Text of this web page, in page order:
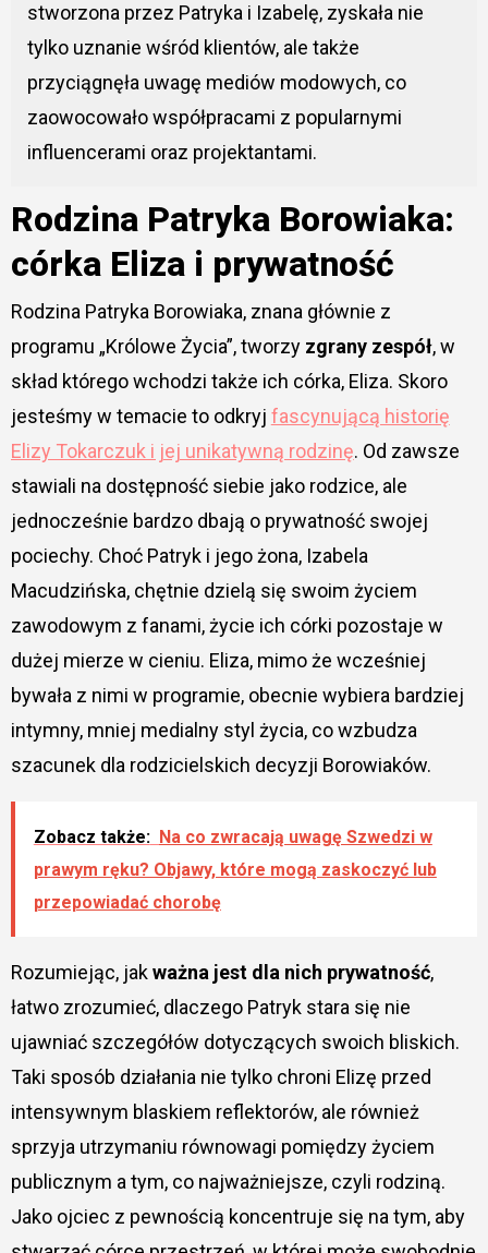
stworzona przez Patryka i Izabelę, zyskała nie
tylko uznanie wśród klientów, ale także
przyciągnęła uwagę mediów modowych, co
zaowocowało współpracami z popularnymi
influencerami oraz projektantami.
Rodzina Patryka Borowiaka:
córka Eliza i prywatność
Rodzina Patryka Borowiaka, znana głównie z
programu „Królowe Życia”, tworzy zgrany zespół, w
skład którego wchodzi także ich córka, Eliza. Skoro
jesteśmy w temacie to odkryj fascynującą historię
Elizy Tokarczuk i jej unikatywną rodzinę. Od zawsze
stawiali na dostępność siebie jako rodzice, ale
jednocześnie bardzo dbają o prywatność swojej
pociechy. Choć Patryk i jego żona, Izabela
Macudzińska, chętnie dzielą się swoim życiem
zawodowym z fanami, życie ich córki pozostaje w
dużej mierze w cieniu. Eliza, mimo że wcześniej
bywała z nimi w programie, obecnie wybiera bardziej
intymny, mniej medialny styl życia, co wzbudza
szacunek dla rodzicielskich decyzji Borowiaków.
Zobacz także: Na co zwracają uwagę Szwedzi w
prawym ręku? Objawy, które mogą zaskoczyć lub
przepowiadać chorobę
Rozumiejąc, jakważna jest dla nich prywatność,
łatwo zrozumieć, dlaczego Patryk stara się nie
ujawniać szczegółów dotyczących swoich bliskich.
Taki sposób działania nie tylko chroni Elizę przed
intensywnym blaskiem reflektorów, ale również
sprzyja utrzymaniu równowagi pomiędzy życiem
publicznym a tym, co najważniejsze, czyli rodziną.
Jako ojciec z pewnością koncentruje się na tym, aby